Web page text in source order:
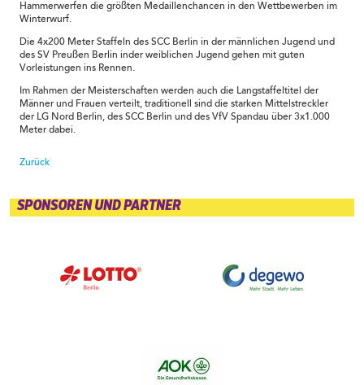
Hammerwerfen die größten Medaillenchancen in den Wettbewerben im
Winterwurf.
Die 4x200 Meter Staffeln des SCC Berlin in der männlichen Jugend und
des SV Preußen Berlin inder weiblichen Jugend gehen mit guten
Vorleistungen ins Rennen.
Im Rahmen der Meisterschaften werden auch die Langstaffeltitel der
Männer und Frauen verteilt, traditionell sind die starken Mittelstreckler
der LG Nord Berlin, des SCC Berlin und des VfV Spandau über 3x1.000
Meter dabei.
Zurück
SPONSOREN UND PARTNER